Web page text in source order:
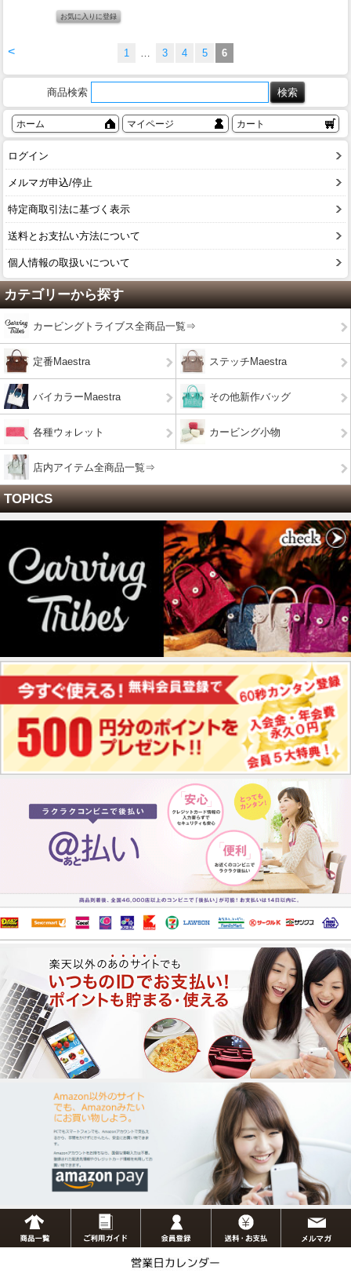
< 1 3 4 5 6
商品検索
ホーム マイページ カート
ログイン
メルマガ申込/停止
特定商取引法に基づく表示
送料とお支払い方法について
個人情報の取扱いについて
カテゴリーから探す
カービングトライブス全商品一覧⇒
定番Maestra ステッチMaestra
バイカラーMaestra その他新作バッグ
各種ウォレット カービング小物
店内アイテム全商品一覧⇒
TOPICS